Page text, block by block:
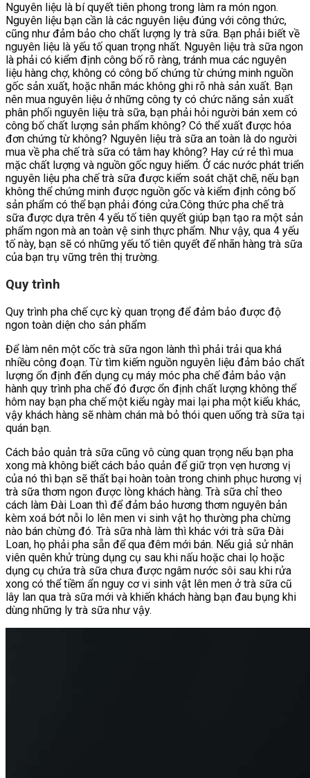
Nguyên liệu là bí quyết tiên phong trong làm ra món ngon.
Nguyên liệu bạn cần là các nguyên liệu đúng với công thức,
cũng như đảm bảo cho chất lượng ly trà sữa. Bạn phải biết về
nguyên liệu là yếu tố quan trọng nhất. Nguyên liệu trà sữa ngon
là phải có kiểm định công bố rõ ràng, tránh mua các nguyên
liệu hàng chợ, không có công bố chứng từ chứng minh nguồn
gốc sản xuất, hoặc nhãn mác không ghi rõ nhà sản xuất. Bạn
nên mua nguyên liệu ở những công ty có chức năng sản xuất
phân phối nguyên liệu trà sữa, bạn phải hỏi người bán xem có
công bố chất lượng sản phẩm không? Có thể xuất được hóa
đơn chứng từ không? Nguyên liệu trà sữa an toàn là do người
mua về pha chế trà sữa có tâm hay không? Hay cứ rẻ thì mua
mặc chất lượng và nguồn gốc nguy hiểm. Ở các nước phát triển
nguyên liệu pha chế trà sữa được kiểm soát chặt chẽ, nếu bạn
không thể chứng minh được nguồn gốc và kiểm định công bố
sản phẩm có thể bạn phải đóng cửa.Công thức pha chế trà
sữa được dựa trên 4 yếu tố tiên quyết giúp bạn tạo ra một sản
phẩm ngon mà an toàn vệ sinh thực phẩm. Như vậy, qua 4 yếu
tố này, bạn sẽ có những yếu tố tiên quyết để nhãn hàng trà sữa
của bạn trụ vững trên thị trường.
Quy trình
Quy trình pha chế cực kỳ quan trọng để đảm bảo được độ
ngon toàn diện cho sản phẩm
Để làm nên một cốc trà sữa ngon lành thì phải trải qua khá
nhiều công đoạn. Từ tìm kiếm nguồn nguyên liệu đảm bảo chất
lượng ổn định đến dụng cụ máy móc pha chế đảm bảo vận
hành quy trình pha chế đó được ổn định chất lượng không thể
hôm nay bạn pha chế một kiểu ngày mai lại pha một kiểu khác,
vậy khách hàng sẽ nhàm chán mà bỏ thói quen uống trà sữa tại
quán bạn.
Cách bảo quản trà sữa cũng vô cùng quan trọng nếu bạn pha
xong mà không biết cách bảo quản để giữ trọn vẹn hương vị
của nó thì bạn sẽ thất bại hoàn toàn trong chinh phục hương vị
trà sữa thơm ngon được lòng khách hàng. Trà sữa chỉ theo
cách làm Đài Loan thì để đảm bảo hương thơm nguyên bản
kèm xoá bớt nỗi lo lên men vi sinh vật họ thường pha chừng
nào bán chừng đó. Trà sữa nhà làm thì khác với trà sữa Đài
Loan, họ phải pha sẵn để qua đêm mới bán. Nếu giả sử nhân
viên quên khử trùng dụng cụ sau khi nấu hoặc chai lọ hoặc
dụng cụ chứa trà sữa chưa được ngâm nước sôi sau khi rửa
xong có thể tiềm ẩn nguy cơ vi sinh vật lên men ở trà sữa cũ
lây lan qua trà sữa mới và khiến khách hàng bạn đau bụng khi
dùng những ly trà sữa như vậy.